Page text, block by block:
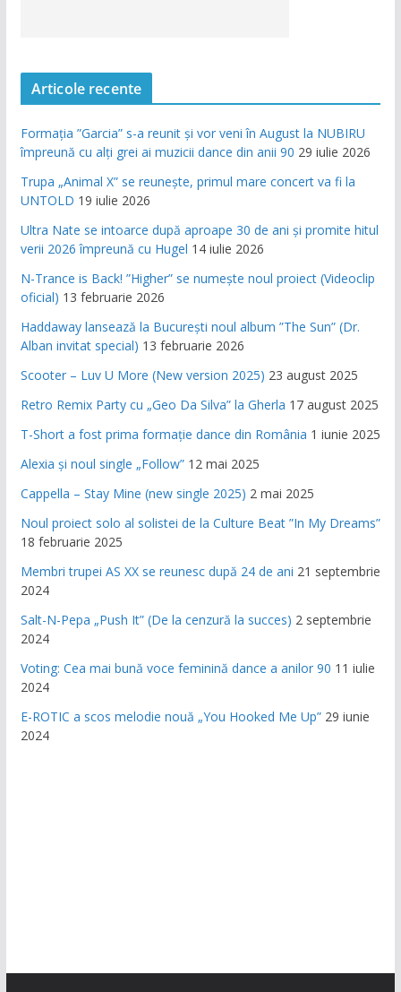
Articole recente
Formația ”Garcia” s-a reunit și vor veni în August la NUBIRU
împreună cu alți grei ai muzicii dance din anii 90 29 iulie 2026
Trupa „Animal X” se reunește, primul mare concert va fi la
UNTOLD 19 iulie 2026
Ultra Nate se intoarce după aproape 30 de ani și promite hitul
verii 2026 împreună cu Hugel 14 iulie 2026
N-Trance is Back! ”Higher” se numește noul proiect (Videoclip
oficial) 13 februarie 2026
Haddaway lansează la București noul album ”The Sun” (Dr.
Alban invitat special) 13 februarie 2026
Scooter – Luv U More (New version 2025) 23 august 2025
Retro Remix Party cu „Geo Da Silva” la Gherla 17 august 2025
T-Short a fost prima formație dance din România 1 iunie 2025
Alexia și noul single „Follow” 12 mai 2025
Cappella – Stay Mine (new single 2025) 2 mai 2025
Noul proiect solo al solistei de la Culture Beat ”In My Dreams”
18 februarie 2025
Membri trupei AS XX se reunesc după 24 de ani 21 septembrie
2024
Salt-N-Pepa „Push It” (De la cenzură la succes) 2 septembrie
2024
Voting: Cea mai bună voce feminină dance a anilor 90 11 iulie
2024
E-ROTIC a scos melodie nouă „You Hooked Me Up” 29 iunie
2024